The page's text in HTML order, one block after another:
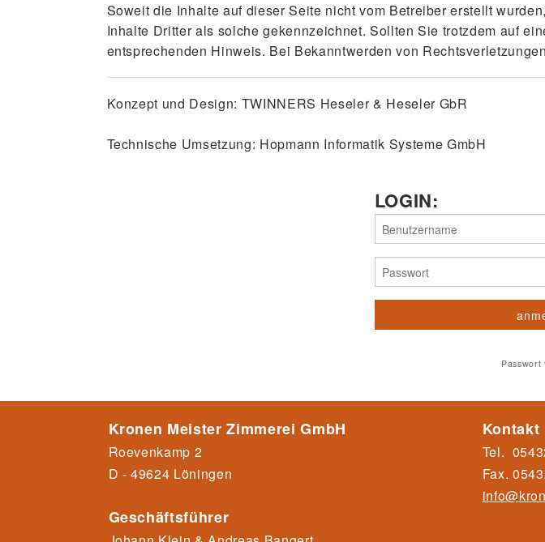
Soweit die Inhalte auf dieser Seite nicht vom Betreiber erstellt
Inhalte Dritter als solche gekennzeichnet. Sollten Sie trotzdem auf
entsprechenden Hinweis. Bei Bekanntwerden von
Konzept und Design: TWINNERS Heseler & Heseler GbR
Technische Umsetzung: Hopmann Informatik Systeme GmbH
LOGIN:
Passwort
Kronen Meister Zimmerei GmbH
Roevenkamp 2
D - 49624 Löningen
Geschäftsführer
Kontakt
Tel.
Fax.